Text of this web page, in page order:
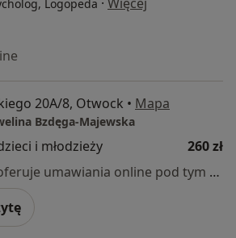
Logopeda
20A/8, Otwock • Mapa
Bzdęga-Majewska
i młodzieży
260 zł
Specjalista nie oferuje umawiania online pod tym adresem.